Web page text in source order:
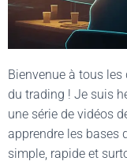
Bienvenue à tous
du trading ! Je suis
une série de vidéos
apprendre les bases
simple, rapide et